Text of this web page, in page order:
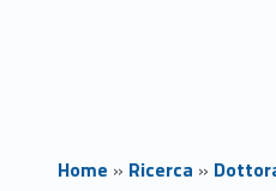
Home » Ricerca »